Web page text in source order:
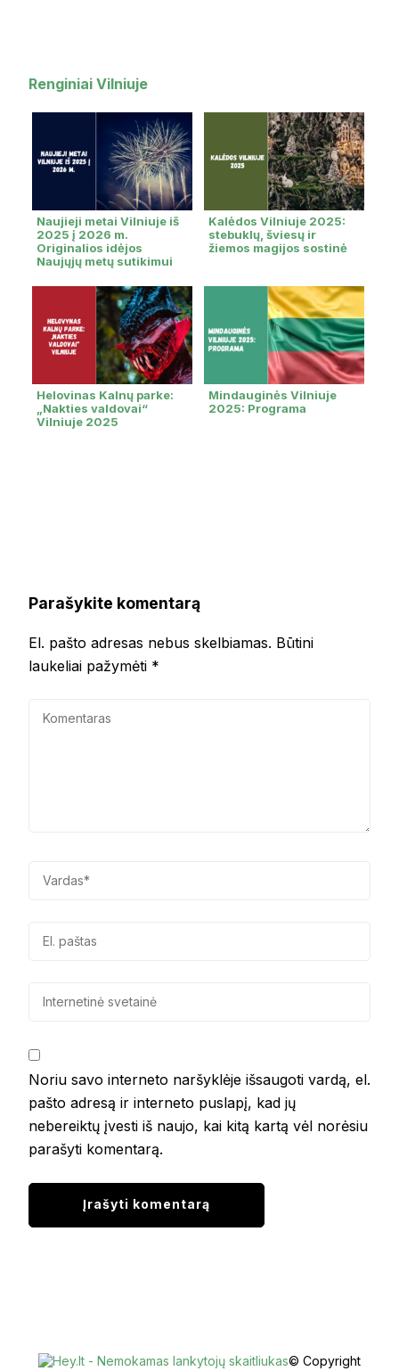
Renginiai Vilniuje
Naujieji metai Vilniuje iš
2025 į 2026 m.
Originalios idėjos
Naujųjų metų sutikimui
Kalėdos Vilniuje 2025:
stebuklų, šviesų ir
žiemos magijos sostinė
Helovinas Kalnų parke:
„Nakties valdovai“
Vilniuje 2025
Mindauginės Vilniuje
2025: Programa
Parašykite komentarą
El. pašto adresas nebus skelbiamas. Būtini
laukeliai pažymėti *
Noriu savo interneto naršyklėje išsaugoti vardą, el.
pašto adresą ir interneto puslapį, kad jų
nebereiktų įvesti iš naujo, kai kitą kartą vėl norėsiu
parašyti komentarą.
© Copyright